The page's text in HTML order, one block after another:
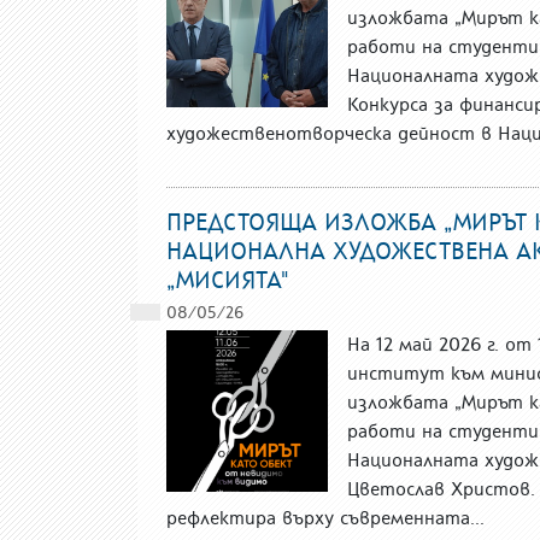
изложбата „Мирът
работи на
Националната
Конкурса за
художественотворческа дейност в
ПРЕДСТОЯЩА ИЗЛОЖБА
НАЦИОНАЛНА ХУДОЖЕСТВЕНА
„МИСИЯТА"
08/05/26
На 12 май 2026 г. от
институт към
изложбата „Мирът
работи на
Националната
Цветослав
рефлектира върху съвременната...